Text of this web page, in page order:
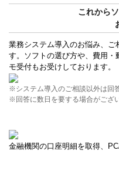
これから
業務システム導入のお悩み、ご
す。ソフトの選び方や、費用
モ受付もお受けしております。
※システム導入のご相談以外は回
※回答に数日を要する場合がござ
金融機関の口座明細を取得、